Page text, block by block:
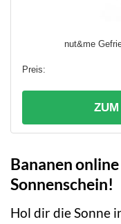
nut&me
Bananen
Sonnenschein!
Hol dir die Sonne